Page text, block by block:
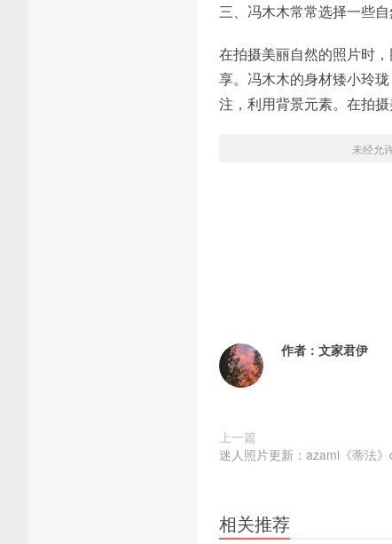
三、冯木木常常选择一些
在拍摄美丽自然的照片时
享。冯木木的身材矮小玲
注，利用背景元素。在拍
未经允
作者： 文家君伊
上一篇
迷人照片更新：azami《蒂法
相关推荐